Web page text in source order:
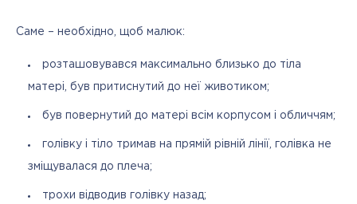
Саме – необхідно, щоб малюк:
розташовувався максимально близько до тіла
матері, був притиснутий до неї животиком;
був повернутий до матері всім корпусом і обличчям;
голівку і тіло тримав на прямій рівній лінії, голівка не
зміщувалася до плеча;
трохи відводив голівку назад;